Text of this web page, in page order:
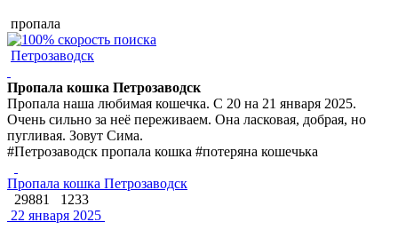
пропала
Петрозаводск
Пропала кошка Петрозаводск
Пропала наша любимая кошечка. С 20 на 21 января 2025.
Очень сильно за неё переживаем. Она ласковая, добрая, но
пугливая. Зовут Сима.
#Петрозаводск пропала кошка #потеряна кошечька
Пропала кошка Петрозаводск
29881
1233
22 января 2025